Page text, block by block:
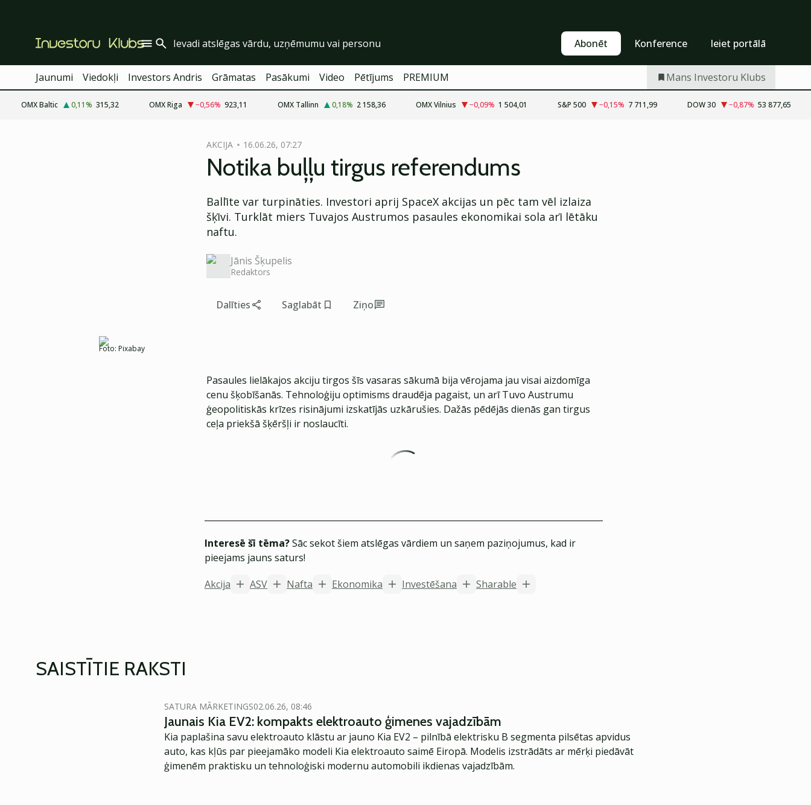
Abonēt Konference Ieiet portālā
Jaunumi Viedokļi Investors Andris Grāmatas Pasākumi Video Pētījums PREMIUM Mans Investoru Klubs
OMX Baltic 0,11% 315,32 OMX Riga −0,56% 923,11 OMX Tallinn 0,18% 2 158,36 OMX Vilnius −0,09% 1 504,01 S&P 500 −0,15% 7 711,99 DOW 30 −0,87% 53 877,65
AKCIJA 16.06.26, 07:27
Notika buļļu tirgus referendums
Ballīte var turpināties. Investori aprij SpaceX akcijas un pēc tam vēl izlaiza
šķīvi. Turklāt miers Tuvajos Austrumos pasaules ekonomikai sola arī lētāku
naftu.
Jānis Šķupelis
Redaktors
Dalīties Saglabāt Ziņo
Foto: Pixabay
Pasaules lielākajos akciju tirgos šīs vasaras sākumā bija vērojama jau visai aizdomīga
cenu šķobīšanās. Tehnoloģiju optimisms draudēja pagaist, un arī Tuvo Austrumu
ģeopolitiskās krīzes risinājumi izskatījās uzkārušies. Dažās pēdējās dienās gan tirgus
ceļa priekšā šķēršļi ir noslaucīti.
Interesē šī tēma?Sāc sekot šiem atslēgas vārdiem un saņem paziņojumus, kad ir
pieejams jauns saturs!
Akcija
ASV Nafta Ekonomika Investēšana Sharable
SAISTĪTIE RAKSTI
SATURA MĀRKETINGS02.06.26, 08:46
Jaunais Kia EV2: kompakts elektroauto ģimenes vajadzībām
Kia paplašina savu elektroauto klāstu ar jauno Kia EV2 – pilnībā elektrisku B segmenta pilsētas apvidus
auto, kas kļūs par pieejamāko modeli Kia elektroauto saimē Eiropā. Modelis izstrādāts ar mērķi piedāvāt
ģimenēm praktisku un tehnoloģiski modernu automobili ikdienas vajadzībām.